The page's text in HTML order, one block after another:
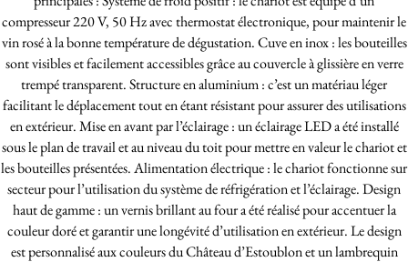
compresseur 220 V, 50 Hz avec thermostat électronique, pour maintenir le
vin rosé à la bonne température de dégustation. Cuve en inox : les bouteilles
sont visibles et facilement accessibles grâce au couvercle à glissière en verre
trempé transparent. Structure en aluminium : c’est un matériau léger
facilitant le déplacement tout en étant résistant pour assurer des utilisations
en extérieur. Mise en avant par l’éclairage : un éclairage LED a été installé
sous le plan de travail et au niveau du toit pour mettre en valeur le chariot et
les bouteilles présentées. Alimentation électrique : le chariot fonctionne sur
secteur pour l’utilisation du système de réfrigération et l’éclairage. Design
haut de gamme : un vernis brillant au four a été réalisé pour accentuer la
couleur doré et garantir une longévité d’utilisation en extérieur. Le design
est personnalisé aux couleurs du Château d’Estoublon et un lambrequin